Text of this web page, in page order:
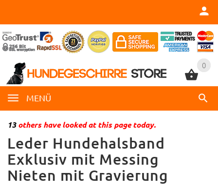
0
MENÜ
0
13others have looked at this page today.
Leder Hundehalsband
Exklusiv mit Messing
Nieten mit Gravierung